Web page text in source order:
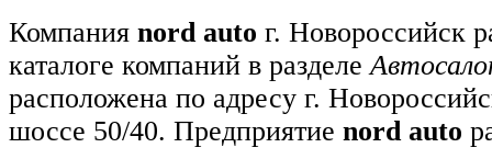
Компания nord auto г. Новороссийск
каталоге компаний в разделе
расположена по адресу г.
шоссе 50/40. Предприятие nord auto